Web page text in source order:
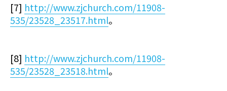
[7] http://www.zjchurch.com/11908-
535/23528_23517.html。
[8] http://www.zjchurch.com/11908-
535/23528_23518.html。